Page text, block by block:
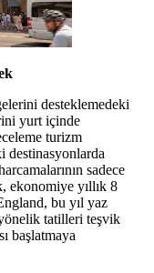
desteklemedeki
yurt içinde
turizm
destinasyonlarda
sadece
ekonomiye yıllık 8
bu yıl yaz
tatilleri teşvik
başlatmaya